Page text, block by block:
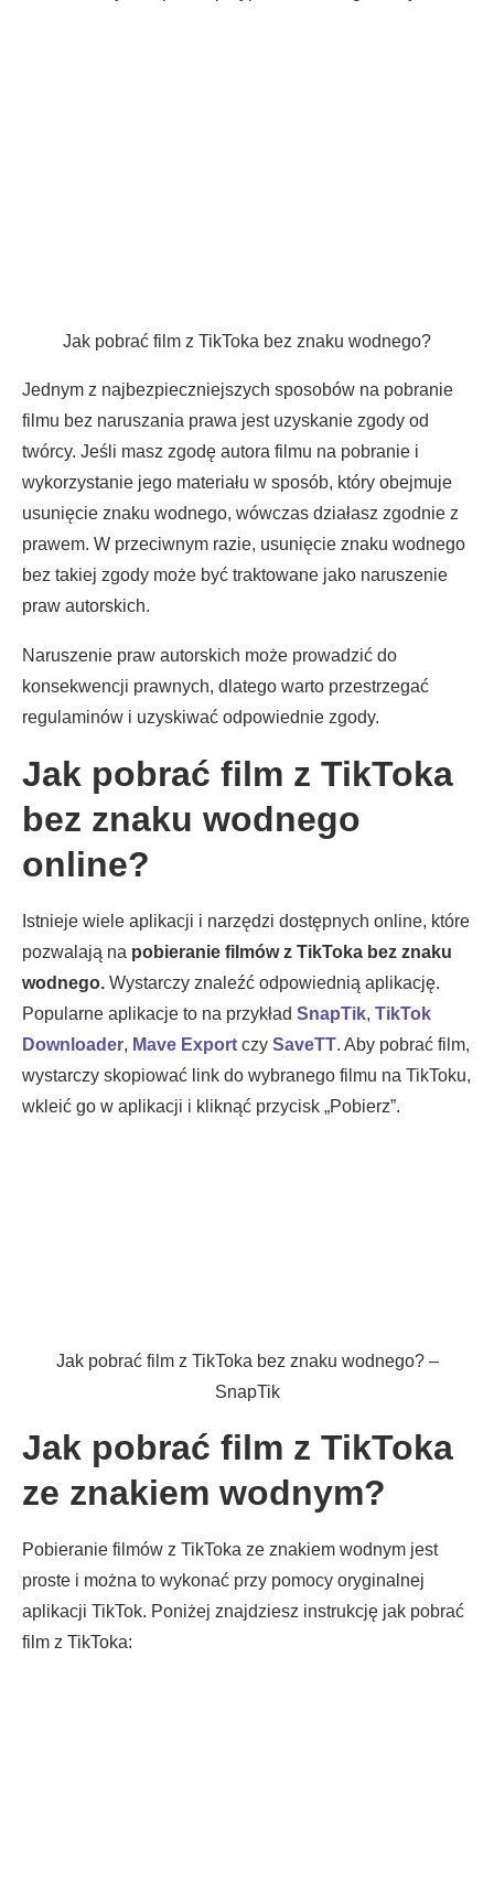
Jak pobrać film z TikToka bez znaku wodnego?
Jednym z najbezpieczniejszych sposobów na pobranie
filmu bez naruszania prawa jest uzyskanie zgody od
twórcy. Jeśli masz zgodę autora filmu na pobranie i
wykorzystanie jego materiału w sposób, który obejmuje
usunięcie znaku wodnego, wówczas działasz zgodnie z
prawem. W przeciwnym razie, usunięcie znaku wodnego
bez takiej zgody może być traktowane jako naruszenie
praw autorskich.
Naruszenie praw autorskich może prowadzić do
konsekwencji prawnych, dlatego warto przestrzegać
regulaminów i uzyskiwać odpowiednie zgody.
Jak pobrać film z TikToka
bez znaku wodnego
online?
Istnieje wiele aplikacji i narzędzi dostępnych online, które
pozwalają na pobieranie filmów z TikToka bez znaku
wodnego. Wystarczy znaleźć odpowiednią aplikację.
Popularne aplikacje to na przykład SnapTik, TikTok
Downloader, Mave Export czy SaveTT. Aby pobrać film,
wystarczy skopiować link do wybranego filmu na TikToku,
wkleić go w aplikacji i kliknąć przycisk „Pobierz”.
Jak pobrać film z TikToka bez znaku wodnego? –
SnapTik
Jak pobrać film z TikToka
ze znakiem wodnym?
Pobieranie filmów z TikToka ze znakiem wodnym jest
proste i można to wykonać przy pomocy oryginalnej
aplikacji TikTok. Poniżej znajdziesz instrukcję jak pobrać
film z TikToka: